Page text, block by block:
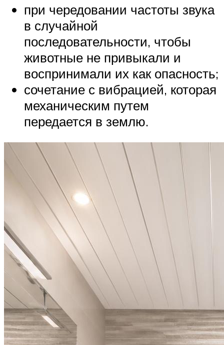
при чередовании частоты звука
в случайной
последовательности, чтобы
животные не привыкали и
воспринимали их как опасность;
сочетание с вибрацией, которая
механическим путем
передается в землю.